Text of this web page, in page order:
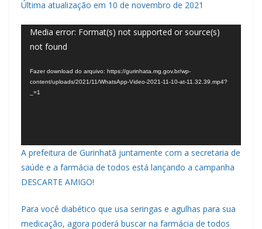
Última atualização em 10 de novembro de 2021
Tocador
de
Media error: Format(s) not supported or source(s)
not found
Fazer download do arquivo: https://gurinhata.mg.gov.br/wp-
content/uploads/2021/11/WhatsApp-Video-2021-11-10-at-11.32.39.mp4?
_=1
A prefeitura de Gurinhatã juntamente com a secretaria de
saúde e a farmácia de todos está lançando a campanha
DESCARTE AMIGO!
Para você diabético que usa seringas e agulhas para sua
medicação, agora poderá buscar na farmácia de todos